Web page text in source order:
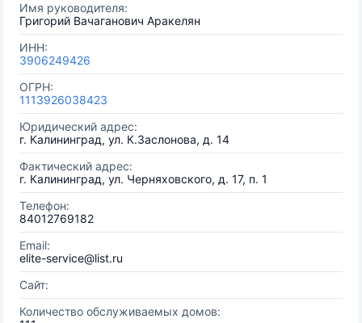
Имя руководителя:
Григорий Вачаганович Аракелян
ИНН:
3906249426
ОГРН:
1113926038423
Юридический адрес:
г. Калининград, ул. К.Заслонова, д. 14
Фактический адрес:
г. Калининград, ул. Черняховского, д. 17, п. 1
Телефон:
84012769182
Email:
elite-service@list.ru
Сайт:
Количество обслуживаемых домов: